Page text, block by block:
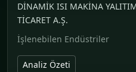
DİNAMİK ISI MAKİNA
TİCARET A.Ş.
İşlenebilen Endüstriler
Analiz Özeti